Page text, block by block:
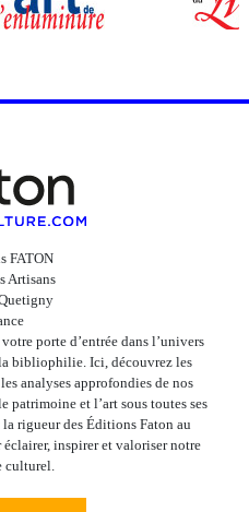
FATON
Artisans
porte d’entrée dans l’univers
bibliophilie. Ici, découvrez les
analyses approfondies de nos
patrimoine et l’art sous toutes ses
rigueur des Éditions Faton au
inspirer et valoriser notre
culturel.